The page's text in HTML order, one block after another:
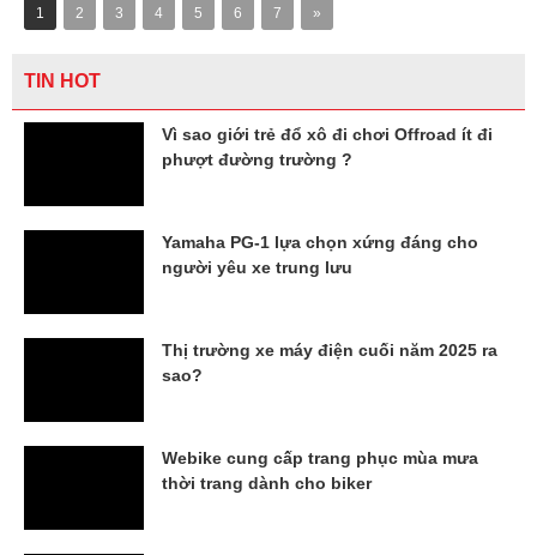
1 2 3 4 5 6 7 »
TIN HOT
Vì sao giới trẻ đổ xô đi chơi Offroad ít đi
phượt đường trường ?
Yamaha PG-1 lựa chọn xứng đáng cho
người yêu xe trung lưu
Thị trường xe máy điện cuối năm 2025 ra
sao?
Webike cung cấp trang phục mùa mưa
thời trang dành cho biker